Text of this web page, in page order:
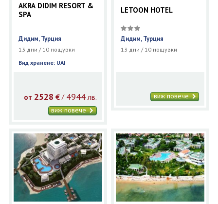
AKRA DIDIM RESORT &
SPA
Дидим, Турция
13 дни / 10 нощувки
Вид хранене: UAI
от 2528 €/ 4944 лв.
виж повече
LETOON HOTEL
Дидим, Турция
13 дни / 10 нощувки
виж повече